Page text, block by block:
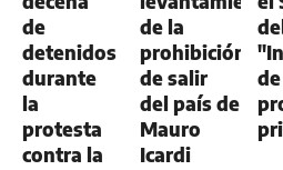
de
detenidos
durante
la
protesta
contra la
de la
prohibición
de salir
del país de
Mauro
Icardi